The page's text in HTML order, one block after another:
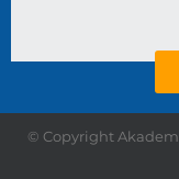
© Copyright